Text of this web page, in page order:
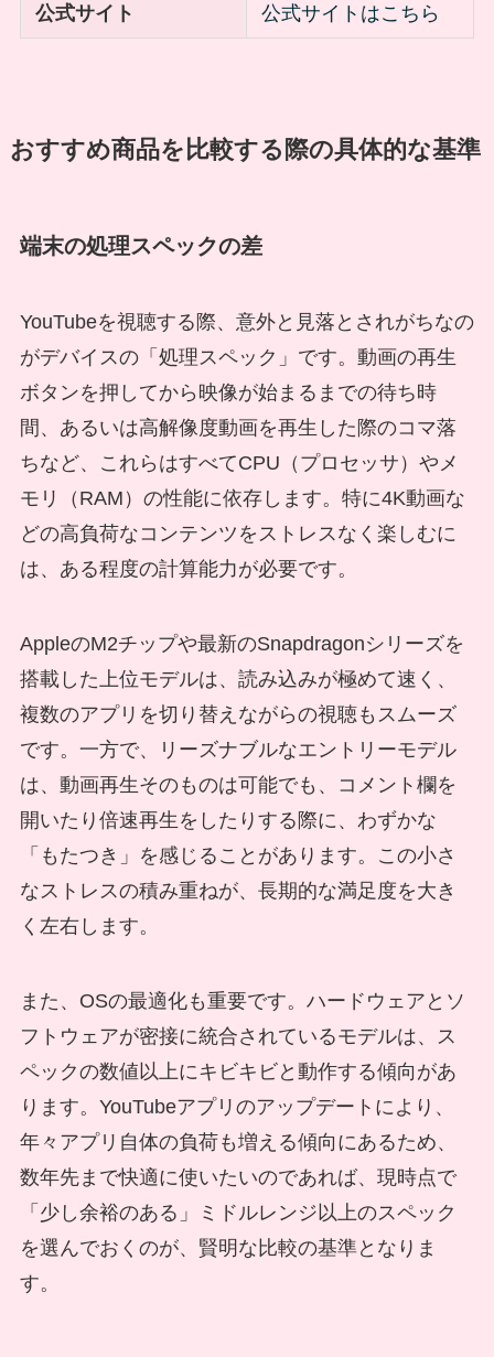
公式サイト 公式サイトはこちら
おすすめ商品を比較する際の具体的な基準
端末の処理スペックの差
YouTubeを視聴する際、意外と見落とされがちなの
がデバイスの「処理スペック」です。動画の再生
ボタンを押してから映像が始まるまでの待ち時
間、あるいは高解像度動画を再生した際のコマ落
ちなど、これらはすべてCPU（プロセッサ）やメ
モリ（RAM）の性能に依存します。特に4K動画な
どの高負荷なコンテンツをストレスなく楽しむに
は、ある程度の計算能力が必要です。
AppleのM2チップや最新のSnapdragonシリーズを
搭載した上位モデルは、読み込みが極めて速く、
複数のアプリを切り替えながらの視聴もスムーズ
です。一方で、リーズナブルなエントリーモデル
は、動画再生そのものは可能でも、コメント欄を
開いたり倍速再生をしたりする際に、わずかな
「もたつき」を感じることがあります。この小さ
なストレスの積み重ねが、長期的な満足度を大き
く左右します。
また、OSの最適化も重要です。ハードウェアとソ
フトウェアが密接に統合されているモデルは、ス
ペックの数値以上にキビキビと動作する傾向があ
ります。YouTubeアプリのアップデートにより、
年々アプリ自体の負荷も増える傾向にあるため、
数年先まで快適に使いたいのであれば、現時点で
「少し余裕のある」ミドルレンジ以上のスペック
を選んでおくのが、賢明な比較の基準となりま
す。